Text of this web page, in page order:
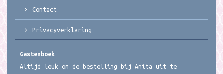
Contact
Privacyverklaring
Gastenboek
Altijd leuk om de bestelling bij Anita uit te